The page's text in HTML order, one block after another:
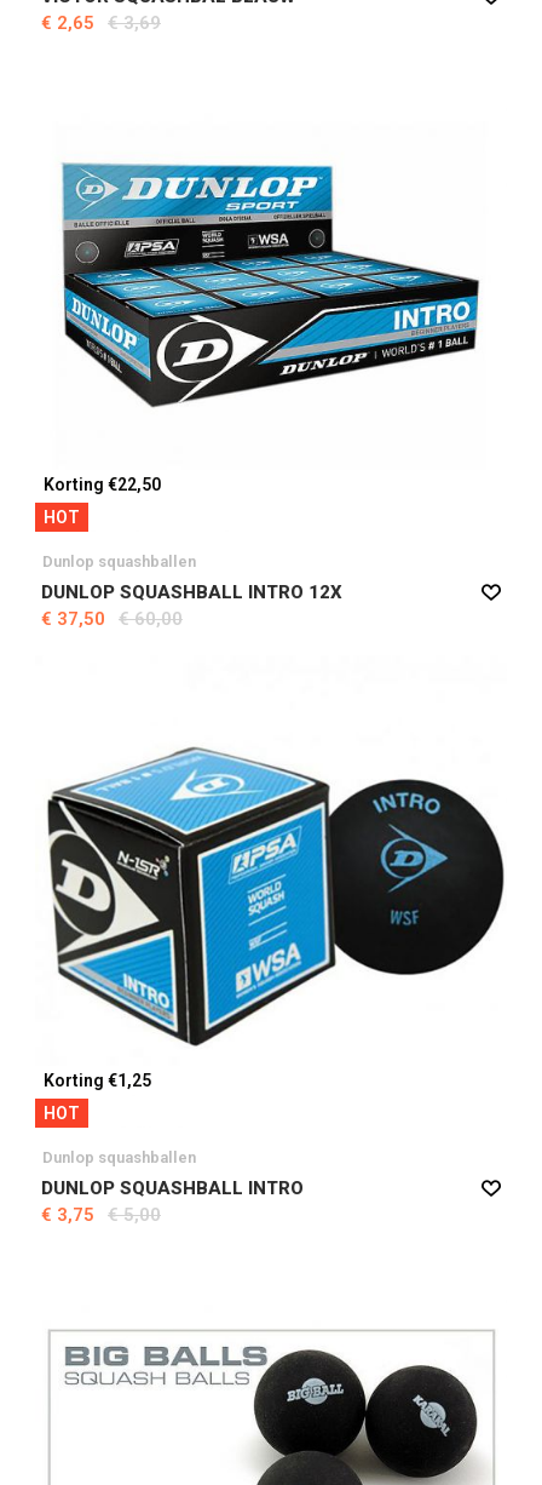
€ 2,65
€ 3,69
Korting €22,50
HOT
Dunlop squashballen
DUNLOP SQUASHBALL INTRO 12X
€ 37,50
€ 60,00
Korting €1,25
HOT
Dunlop squashballen
DUNLOP SQUASHBALL INTRO
€ 3,75
€ 5,00